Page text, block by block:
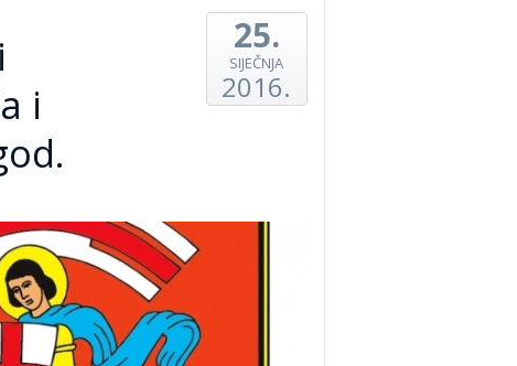
i
25.
SIJEČNJA
2016.